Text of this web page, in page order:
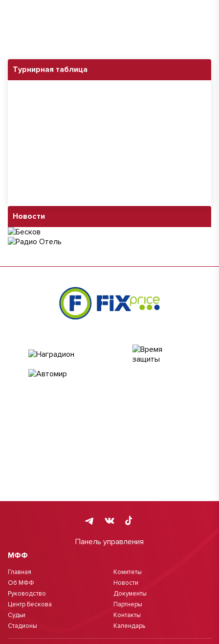
Турнирная таблица
Новости
Панель управления
МФФ
Главная
Об МФФ
Руководство
Центр Бескова
Судьи
Стадионы
Комитеты
Новости
Документы
Партнеры
Контакты
Календарь